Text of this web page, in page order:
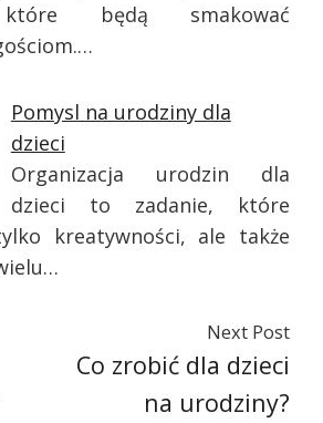
które będą smakować
Pomysl na urodziny dla
dzieci
Organizacja urodzin dla
dzieci to zadanie, które
kreatywności, ale także
Next Post
Co zrobić dla dzieci
na urodziny?